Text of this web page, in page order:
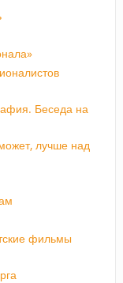
Беседа на
лучше над
фильмы